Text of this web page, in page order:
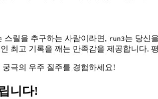
스릴을 추구하는 사람이라면, run3는 당신
최고 기록을 깨는 만족감을 제공합니다.
극의 우주 질주를 경험하세요!
니다!